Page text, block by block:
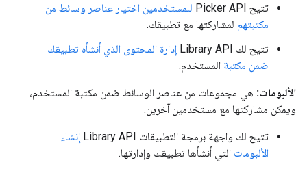
تتيح Picker API
للمستخدمين اختيار عناصر وسائط من
مكتبتهم لمشاركتها مع تطبيقك.
تتيح لك Library API
إدارة المحتوى الذي أنشأه تطبيقك
ضمن مكتبة المستخدم.
الألبومات: هي مجموعات من عناصر الوسائط ضمن مكتبة المستخدم،
ويمكن مشاركتها مع مستخدمين آخرين.
تتيح لك واجهة برمجة التطبيقات Library API
إنشاء
الألبومات التي أنشأها تطبيقك وإدارتها.